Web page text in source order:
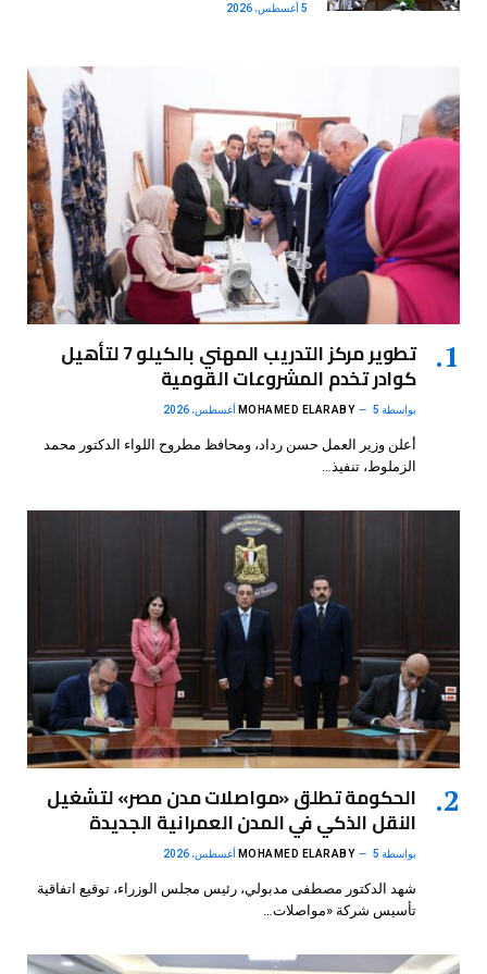
5 أغسطس، 2026
تطوير مركز التدريب المهني بالكيلو 7 لتأهيل
كوادر تخدم المشروعات القومية
بواسطة MOHAMED ELARABY 5 أغسطس، 2026
أعلن وزير العمل حسن رداد، ومحافظ مطروح اللواء الدكتور محمد
الزملوط، تنفيذ…
الحكومة تطلق «مواصلات مدن مصر» لتشغيل
النقل الذكي في المدن العمرانية الجديدة
بواسطة MOHAMED ELARABY 5 أغسطس، 2026
شهد الدكتور مصطفى مدبولي، رئيس مجلس الوزراء، توقيع اتفاقية
تأسيس شركة «مواصلات…